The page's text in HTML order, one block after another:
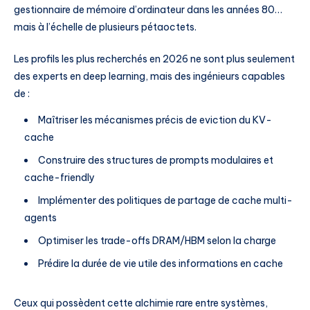
gestionnaire de mémoire d’ordinateur dans les années 80…
mais à l’échelle de plusieurs pétaoctets.
Les profils les plus recherchés en 2026 ne sont plus seulement
des experts en deep learning, mais des ingénieurs capables
de :
Maîtriser les mécanismes précis de eviction du KV-
cache
Construire des structures de prompts modulaires et
cache-friendly
Implémenter des politiques de partage de cache multi-
agents
Optimiser les trade-offs DRAM/HBM selon la charge
Prédire la durée de vie utile des informations en cache
Ceux qui possèdent cette alchimie rare entre systèmes,